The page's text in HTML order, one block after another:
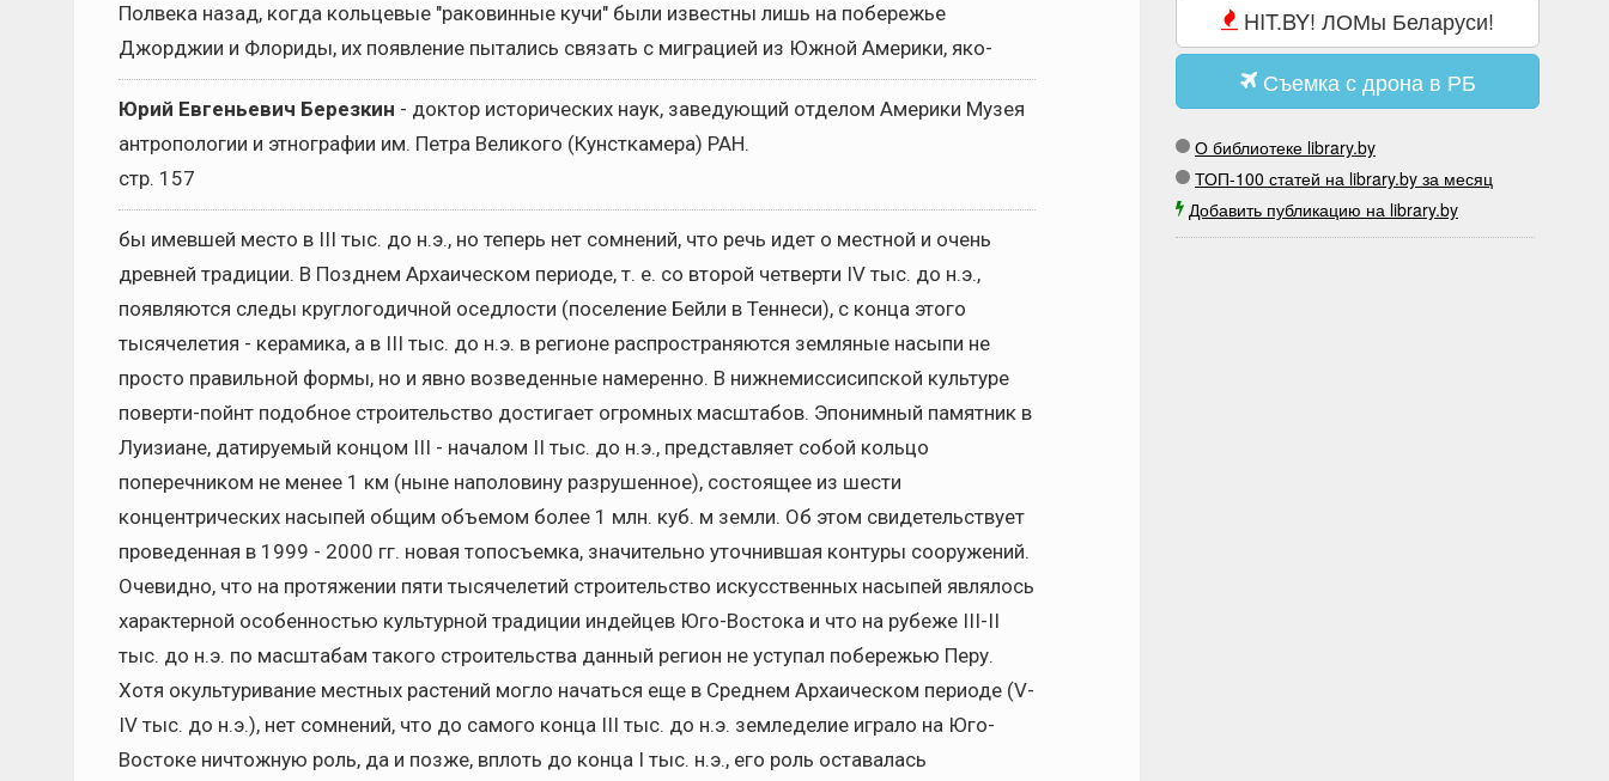
HIT.BY! ЛОМы Беларуси!
Съемка с дрона в РБ
О библиотеке library.by
ТОП-100 статей на library.by за месяц
Добавить публикацию на library.by
Полвека назад, когда кольцевые "раковинные кучи" были известны лишь на побережье
Джорджии и Флориды, их появление пытались связать с миграцией из Южной Америки, яко-
Юрий Евгеньевич Березкин - доктор исторических наук, заведующий отделом Америки Музея
антропологии и этнографии им. Петра Великого (Кунсткамера) РАН.
стр. 157
бы имевшей место в III тыс. до н.э., но теперь нет сомнений, что речь идет о местной и очень
древней традиции. В Позднем Архаическом периоде, т. е. со второй четверти IV тыс. до н.э.,
появляются следы круглогодичной оседлости (поселение Бейли в Теннеси), с конца этого
тысячелетия - керамика, а в III тыс. до н.э. в регионе распространяются земляные насыпи не
просто правильной формы, но и явно возведенные намеренно. В нижнемиссисипской культуре
поверти-пойнт подобное строительство достигает огромных масштабов. Эпонимный памятник в
Луизиане, датируемый концом III - началом II тыс. до н.э., представляет собой кольцо
поперечником не менее 1 км (ныне наполовину разрушенное), состоящее из шести
концентрических насыпей общим объемом более 1 млн. куб. м земли. Об этом свидетельствует
проведенная в 1999 - 2000 гг. новая топосъемка, значительно уточнившая контуры сооружений.
Очевидно, что на протяжении пяти тысячелетий строительство искусственных насыпей являлось
характерной особенностью культурной традиции индейцев Юго-Востока и что на рубеже III-II
тыс. до н.э. по масштабам такого строительства данный регион не уступал побережью Перу.
Хотя окультуривание местных растений могло начаться еще в Среднем Архаическом периоде (V-
IV тыс. до н.э.), нет сомнений, что до самого конца III тыс. до н.э. земледелие играло на Юго-
Востоке ничтожную роль, да и позже, вплоть до конца I тыс. н.э., его роль оставалась